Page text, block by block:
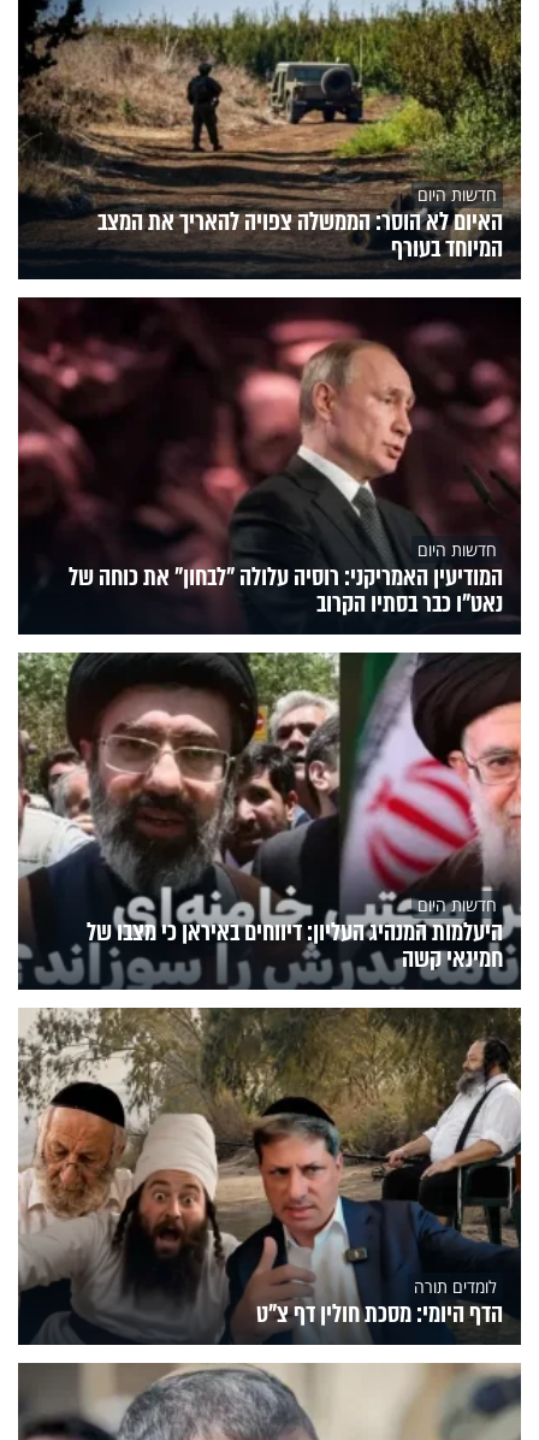
חדשות היום
האיום לא הוסר: הממשלה צפויה להאריך את המצב
המיוחד בעורף
חדשות היום
המודיעין האמריקני: רוסיה עלולה "לבחון" את כוחה של
נאט"ו כבר בסתיו הקרוב
חדשות היום
היעלמות המנהיג העליון: דיווחים באיראן כי מצבו של
חמינאי קשה
לומדים תורה
הדף היומי: מסכת חולין דף צ"ט